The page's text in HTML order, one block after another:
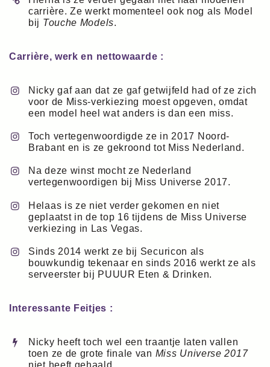
carrière. Ze werkt momenteel ook nog als Model
bij Touche Models.
Carrière, werk en nettowaarde :
Nicky gaf aan dat ze gaf getwijfeld had of ze zich
voor de Miss-verkiezing moest opgeven, omdat
een model heel wat anders is dan een miss.
Toch vertegenwoordigde ze in 2017 Noord-
Brabant en is ze gekroond tot Miss Nederland.
Na deze winst mocht ze Nederland
vertegenwoordigen bij Miss Universe 2017.
Helaas is ze niet verder gekomen en niet
geplaatst in de top 16 tijdens de Miss Universe
verkiezing in Las Vegas.
Sinds 2014 werkt ze bij Securicon als
bouwkundig tekenaar en sinds 2016 werkt ze als
serveerster bij PUUUR Eten & Drinken.
Interessante Feitjes :
Nicky heeft toch wel een traantje laten vallen
toen ze de grote finale van Miss Universe 2017
niet heeft gehaald.